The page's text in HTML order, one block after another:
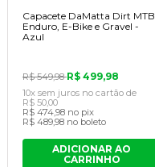
Capacete DaMatta Dirt MTB,
Enduro, E-Bike e Gravel -
Azul
R$ 549,98R$ 499,98
10x sem juros no cartãode
R$ 50,00
R$ 474,98 no pix
R$ 489,98 no boleto
ADICIONAR AO
CARRINHO